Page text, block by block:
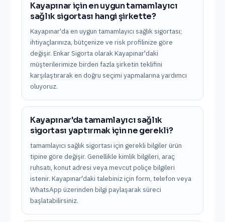
Kayapınar için en uygun tamamlayıcı
sağlık sigortası hangi şirkette?
Kayapınar'da en uygun tamamlayıcı sağlık sigortası;
ihtiyaçlarınıza, bütçenize ve risk profilinize göre
değişir. Enkar Sigorta olarak Kayapınar'daki
müşterilerimize birden fazla şirketin teklifini
karşılaştırarak en doğru seçimi yapmalarına yardımcı
oluyoruz.
Kayapınar'da tamamlayıcı sağlık
sigortası yaptırmak için ne gerekli?
tamamlayıcı sağlık sigortası için gerekli bilgiler ürün
tipine göre değişir. Genellikle kimlik bilgileri, araç
ruhsatı, konut adresi veya mevcut poliçe bilgileri
istenir. Kayapınar'daki talebiniz için form, telefon veya
WhatsApp üzerinden bilgi paylaşarak süreci
başlatabilirsiniz.